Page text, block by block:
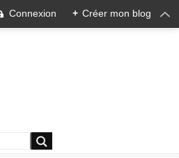
Connexion + Créer mon blog